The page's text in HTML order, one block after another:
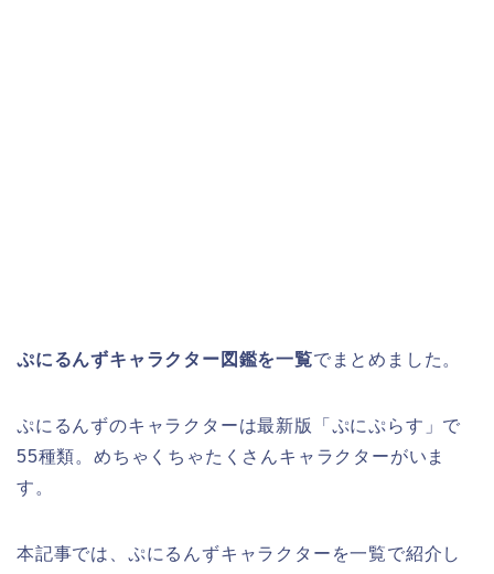
ぷにるんずキャラクター図鑑を一覧でまとめました。
ぷにるんずのキャラクターは最新版「ぷにぷらす」で
55種類。めちゃくちゃたくさんキャラクターがいま
す。
本記事では、ぷにるんずキャラクターを一覧で紹介し